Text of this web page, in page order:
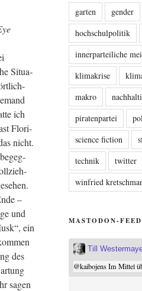
Situa­
ich
Flo­ri­
nicht.
–
und
ein
des
sagen
garten
gender
hochschulpolitik
innerparteiliche
klimakrise
makro
piratenpartei
science fiction
technik
twitter
winfried
MASTODON-FEED
Till
@kaibojensIm Mittel